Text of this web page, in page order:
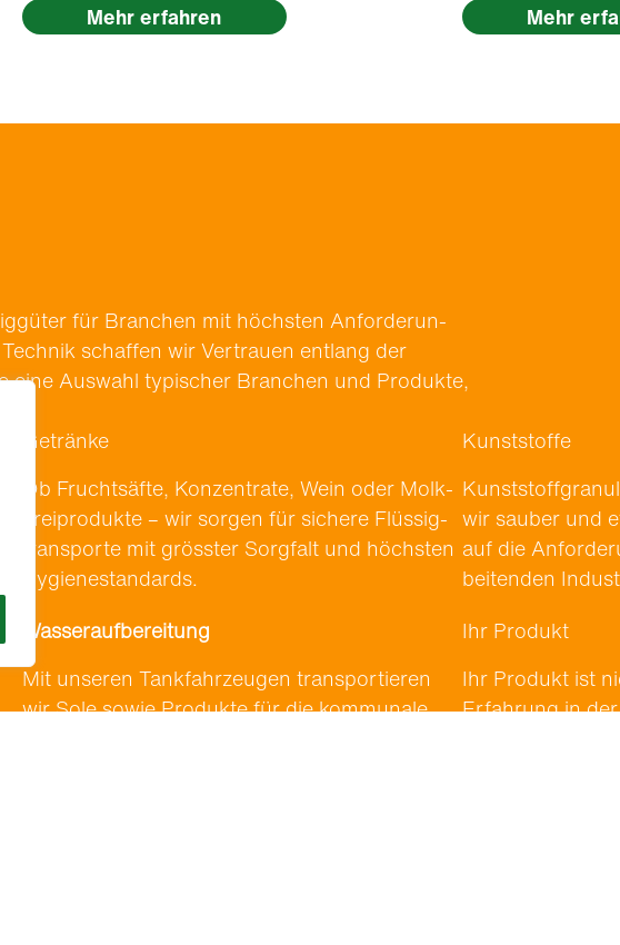
Mehr erfahren
Mehr
für Branchen mit höch­sten Anforderun­
schaf­fen wir Ver­trauen ent­lang der
eine Auswahl typ­is­ch­er Branchen und Pro­duk­te,
Getränke
Ob Frucht­säfte, Konzen­trate, Wein oder Molk­
ereipro­duk­te – wir sor­gen für sichere Flüs­sig­
trans­porte mit grösster Sorgfalt und höch­sten
Hygien­e­s­tandards.
Kunststoffe
wir sauber und
auf die
bei­t­en­den
Wasseraufbereitung
Mit unseren Tank­fahrzeu­gen trans­portieren
wir Sole sowie Pro­duk­te für die kom­mu­nale
Ihr Produkt
Ihr Pro­dukt ist
Erfahrung in